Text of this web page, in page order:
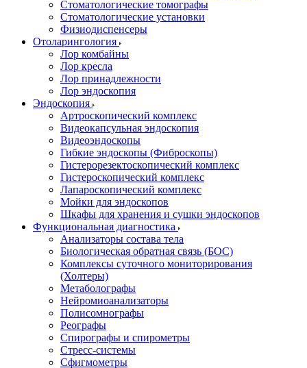
Стоматологические томографы
Стоматологические установки
Физиодиспенсеры
Отоларингология
Лор комбайны
Лор кресла
Лор принадлежности
Лор эндоскопия
Эндоскопия
Артроскопический комплекс
Видеокапсульная эндоскопия
Видеоэндоскопы
Гибкие эндоскопы (Фиброcкопы)
Гистерорезектоскопический комплекс
Гистероскопический комплекс
Лапароскопический комплекс
Мойки для эндоскопов
Шкафы для хранения и сушки эндоскопов
Функциональная диагностика
Анализаторы состава тела
Биологическая обратная связь (БОС)
Комплексы суточного мониторирования
(Холтеры)
Метаболографы
Нейромиоанализаторы
Полисомнографы
Реографы
Спирографы и спирометры
Стресс-системы
Сфигмометры